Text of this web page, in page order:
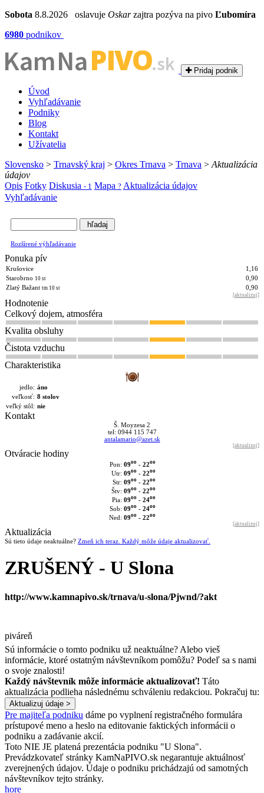
Sobota 8.8.2026 oslavuje Oskarzajtra pozýva na pivo Ľubomíra
6980 podnikov
Kam NaPIVO.sk Pridaj podnik
Úvod
Vyhľadávanie
Podniky
Blog
Kontakt
Užívatelia
Slovensko > Trnavský kraj > Okres Trnava > Trnava > Aktualizácia
údajov
Opis Fotky Diskusia - 1 Mapa ? Aktualizácia údajov
Vyhľadávanie
Rozšírené výhľadávanie
Ponuka pív
Krušovice
1,16
Starobrno 10 st
0,90
Zlatý Bažant tm 10 st 0,90
[aktualizuj]
Hodnotenie
Celkový dojem, atmosféra
Kvalita obsluhy
Čistota vzduchu
Charakteristika
jedlo: áno
veľkosť: 8 stolov
veľký stôl: nie
Kontakt
Š. Moyzesa 2
tel: 0944 115 747
antalamario@azet.sk
[aktualizuj]
Otváracie hodiny
Pon: 09oo- 22oo
Utr: 09oo- 22oo
Str: 09oo- 22oo
Štv: 09oo- 22oo
Pia: 09oo- 24oo
Sob: 09oo- 24oo
Ned: 09oo- 22oo
[aktualizuj]
Aktualizácia
Sú tieto údaje neaktuálne? Zmeň ich teraz. Každý môže údaje aktualizovať.
ZRUŠENÝ - U Slona
http://www.kamnapivo.sk/trnava/u-slona/Pjwnd/?akt
piváreň
Sú informácie o tomto podniku už neaktuálne? Alebo vieš
informácie, ktoré ostatným návštevníkom pomôžu? Podeľ sa s nami
o svoje znalosti!
Každý návštevník môže informácie aktualizovať! Táto
aktualizácia podlieha následnému schváleniu redakciou. Pokračuj tu:
Pre majiteľa podniku dáme po vyplnení registračného formulára
prístupové meno a heslo na editovanie faktických informácii o
podniku a zadávanie akcií.
Toto NIE JE platená prezentácia podniku "U Slona".
Prevádzkovateľ stránky KamNaPIVO.sk negarantuje aktuálnosť
zverejnených údajov. Údaje o podniku prichádzajú od samotných
návštevníkov tejto stránky.
hore